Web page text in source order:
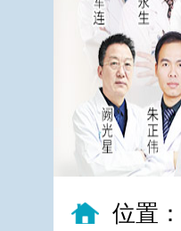
位置：